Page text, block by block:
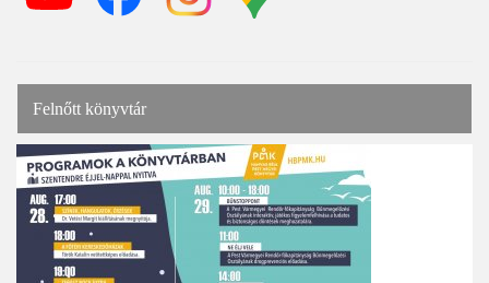
Felnőtt könyvtár